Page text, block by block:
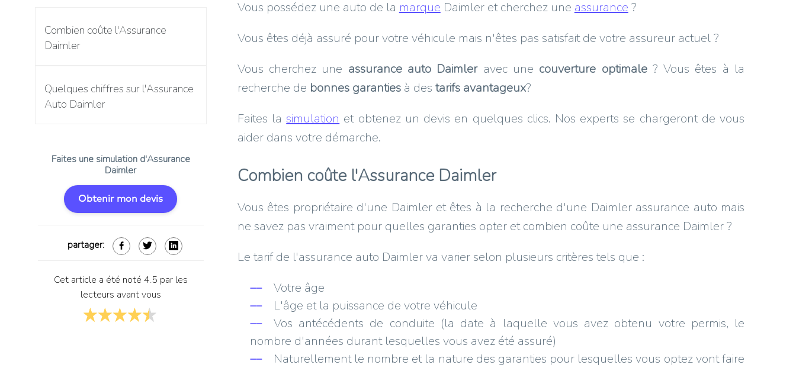
Combien coûte l'Assurance
Daimler
Quelques chiffres sur l'Assurance
Auto Daimler
Faites une simulation d'Assurance
Daimler
Obtenir mon devis
partager:
Cet article a été noté 4.5 par les
lecteurs avant vous
Vous possédez une auto de la marque Daimler et cherchez une assurance ?
Vous êtes déjà assuré pour votre véhicule mais n'êtes pas satisfait de votre assureur actuel ?
Vous cherchez une assurance auto Daimleravec une couverture optimale? Vous êtes à la
recherche de bonnes garantiesà des tarifs avantageux?
Faites lasimulation et obtenez un devis en quelques clics. Nos experts se chargeront de vous
aider dans votre démarche.
Combien coûte l'Assurance Daimler
Vous êtes propriétaire d'une Daimler et êtes à la recherche d'une Daimler assurance auto mais
ne savez pas vraiment pour quelles garanties opter et combien coûte une assurance Daimler ?
Le tarif de l'assurance auto Daimler va varier selon plusieurs critères tels que :
Votre âge
L'âge et la puissance de votre véhicule
Vos antécédents de conduite (la date à laquelle vous avez obtenu votre permis, le
nombre d'années durant lesquelles vous avez été assuré)
Naturellement le nombre et la nature des garanties pour lesquelles vous optez vont faire